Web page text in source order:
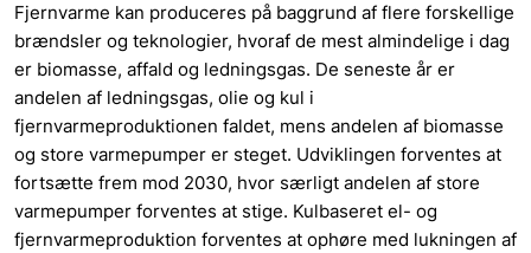
Fjernvarme kan produceres på baggrund af flere forskellige
brændsler og teknologier, hvoraf de mest almindelige i dag
er biomasse, affald og ledningsgas. De seneste år er
andelen af ledningsgas, olie og kul i
fjernvarmeproduktionen faldet, mens andelen af biomasse
og store varmepumper er steget. Udviklingen forventes at
fortsætte frem mod 2030, hvor særligt andelen af store
varmepumper forventes at stige. Kulbaseret el- og
fjernvarmeproduktion forventes at ophøre med lukningen af